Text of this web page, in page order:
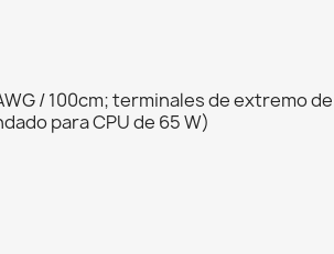
/ 100cm; terminales de extremo
para CPU de 65 W)